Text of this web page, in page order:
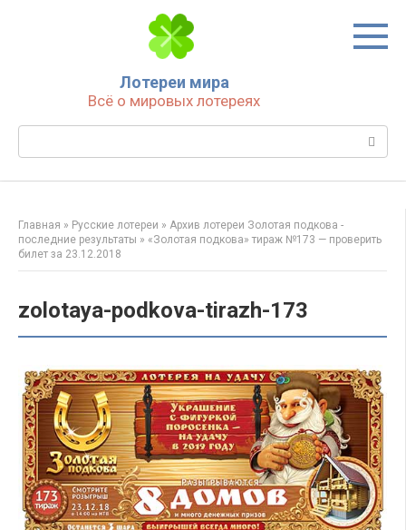
Лотереи мира
Всё о мировых лотереях
Поиск:
Главная » Русские лотереи » Архив лотереи Золотая подкова -
последние результаты » «Золотая подкова» тираж №173 — проверить
билет за 23.12.2018
zolotaya-podkova-tirazh-173